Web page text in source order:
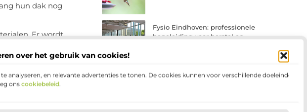
over het gebruik van cookies!
en relevante advertenties te tonen. De cookies kunnen voor verschillende doeleinden
ons cookiebeleid.
hun dak nog
Er wordt
Fysio Eindhoven: professionele
begeleiding voor herstel en